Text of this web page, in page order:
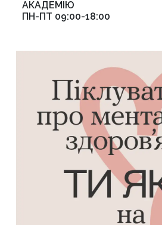
АКАДЕМІЮ
ПН-ПТ 09:00-18:00